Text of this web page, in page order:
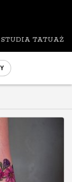
STUDIA TATUAŻU